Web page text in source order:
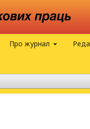
Про журнал